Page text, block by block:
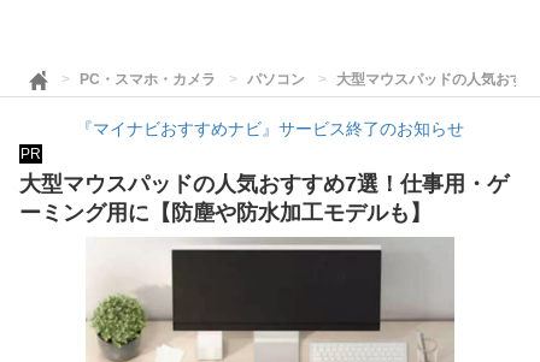
PC・スマホ・カメラ パソコン 大型マウスパッドの人気おす
『マイナビおすすめナビ』サービス終了のお知らせ
PR
大型マウスパッドの人気おすすめ7選！仕事用・ゲ
ーミング用に【防塵や防水加工モデルも】